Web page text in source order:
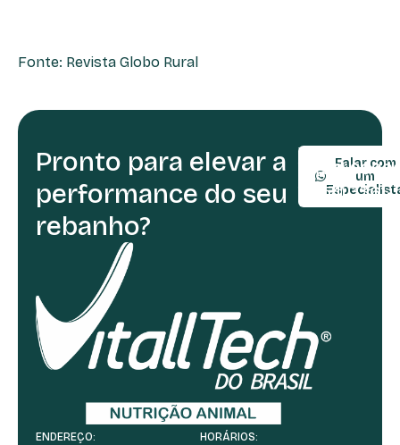
Fonte: Revista Globo Rural
Pronto para elevar a
performance do seu
rebanho?
Falar com
um
TELEFONE:
(54)
(54) 3361-
ENDEREÇO: HORÁRIOS: